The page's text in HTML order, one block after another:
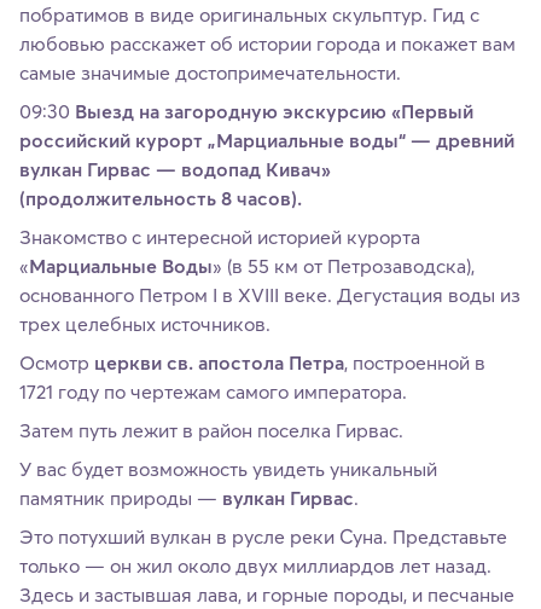
побратимов в виде оригинальных скульптур. Гид с
любовью расскажет об истории города и покажет вам
самые значимые достопримечательности.
09:30 Выезд на загородную экскурсию «Первый
российский курорт „Марциальные воды“ — древний
вулкан Гирвас — водопад Кивач»
(продолжительность 8 часов).
Знакомство с интересной историей курорта
«Марциальные Воды» (в 55 км от Петрозаводска),
основанного Петром I в ХVIII веке. Дегустация воды из
трех целебных источников.
Осмотр церкви св. апостола Петра, построенной в
1721 году по чертежам самого императора.
Затем путь лежит в район поселка Гирвас.
У вас будет возможность увидеть уникальный
памятник природы — вулкан Гирвас.
Это потухший вулкан в русле реки Суна. Представьте
только — он жил около двух миллиардов лет назад.
Здесь и застывшая лава, и горные породы, и песчаные